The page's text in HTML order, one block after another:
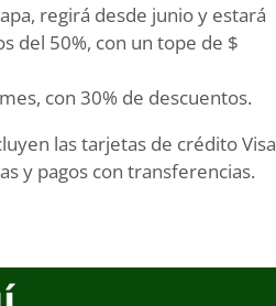
regirá desde junio y estará
del 50%, con un tope de $
con 30% de descuentos.
las tarjetas de crédito Visa
y pagos con transferencias.